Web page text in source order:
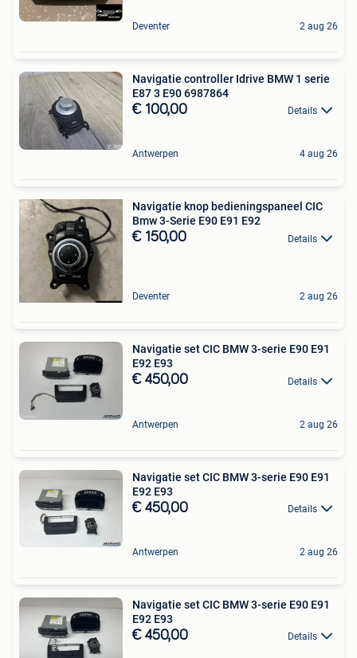
Deventer 2 aug 26
Navigatie controller Idrive BMW 1 serie
E87 3 E90 6987864
€ 100,00 Details
Antwerpen 4 aug 26
Navigatie knop bedieningspaneel CIC
Bmw 3-Serie E90 E91 E92
€ 150,00 Details
Deventer 2 aug 26
Navigatie set CIC BMW 3-serie E90 E91
E92 E93
€ 450,00 Details
Antwerpen 2 aug 26
Navigatie set CIC BMW 3-serie E90 E91
E92 E93
€ 450,00 Details
Antwerpen 2 aug 26
Navigatie set CIC BMW 3-serie E90 E91
E92 E93
€ 450,00 Details